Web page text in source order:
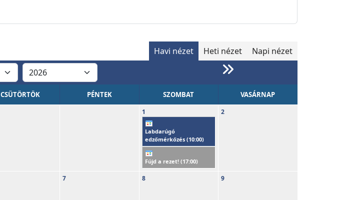
Havi nézet Heti nézet Napi nézet
CSÜTÖRTÖK PÉNTEK SZOMBAT VASÁRNAP
1
Labdarúgó
edzőmérkőzés (10:00)
Fújd a rezet! (17:00)
2
7 8 9